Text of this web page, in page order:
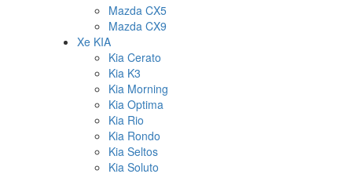
Mazda CX5
Mazda CX9
Xe KIA
Kia Cerato
Kia K3
Kia Morning
Kia Optima
Kia Rio
Kia Rondo
Kia Seltos
Kia Soluto